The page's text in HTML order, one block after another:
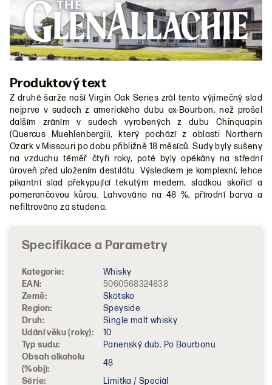
Produktový text
Z druhé šarže naší Virgin Oak Series zrál tento výjimečný slad
nejprve v sudech z amerického dubu ex-Bourbon, než prošel
dalším zráním v sudech vyrobených z dubu Chinquapin
(Quercus Muehlenbergii), který pochází z oblasti Northern
Ozark v Missouri po dobu přibližně 18 měsíců. Sudy byly sušeny
na vzduchu téměř čtyři roky, poté byly opékány na střední
úroveň před uložením destilátu. Výsledkem je komplexní, lehce
pikantní slad překypující tekutým medem, sladkou skořicí a
pomerančovou kůrou. Lahvováno na 48 %, přírodní barva a
nefiltrováno za studena.
Kategorie:
Whisky
EAN:
5060568324838
Země:
Skotsko
Region:
Speyside
Druh:
Single malt whisky
Udání věku (roky):
10
Typ sudu: Panenský dub, Po Bourbonu
Obsah alkoholu
(%obj):
48
Série: Limitka / Speciál